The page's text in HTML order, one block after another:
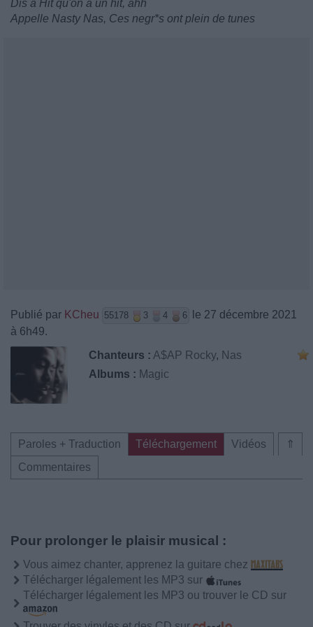
Dis à Hit qu'on a un hit, ahh
Appelle Nasty Nas, Ces negr*s ont plein de tunes
Publié par KCheu 55178 3 4 6
le 27 décembre 2021
à 6h49.
Chanteurs : A$AP Rocky, Nas
Albums : Magic
⇑
Paroles + Traduction Téléchargement
Vidéos
Commentaires
Pour prolonger le plaisir musical :
Vous aimez chanter, apprenez la guitare chez
Télécharger légalement les MP3 sur
Télécharger légalement les MP3 ou trouver le CD sur